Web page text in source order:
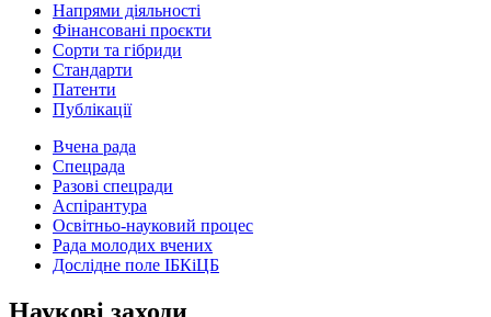
Напрями діяльності
Фінансовані проєкти
Сорти та гібриди
Стандарти
Патенти
Публікації
Вчена рада
Спецрада
Разові спецради
Аспірантура
Освітньо-науковий процес
Рада молодих вчених
Дослідне поле ІБКіЦБ